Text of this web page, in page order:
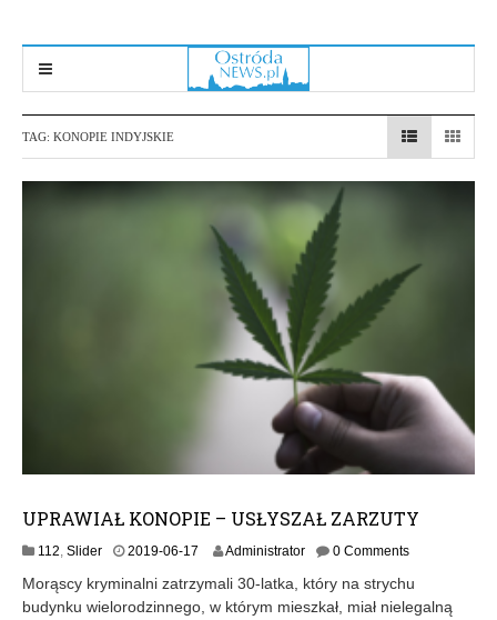
TAG: KONOPIE INDYJSKIE
UPRAWIAŁ KONOPIE – USŁYSZAŁ ZARZUTY
112, Slider 2019-06-17
1
9
Administrator 0 Comments
Morąscy kryminalni zatrzymali 30-latka, który na strychu
budynku wielorodzinnego, w którym mieszkał, miał nielegalną